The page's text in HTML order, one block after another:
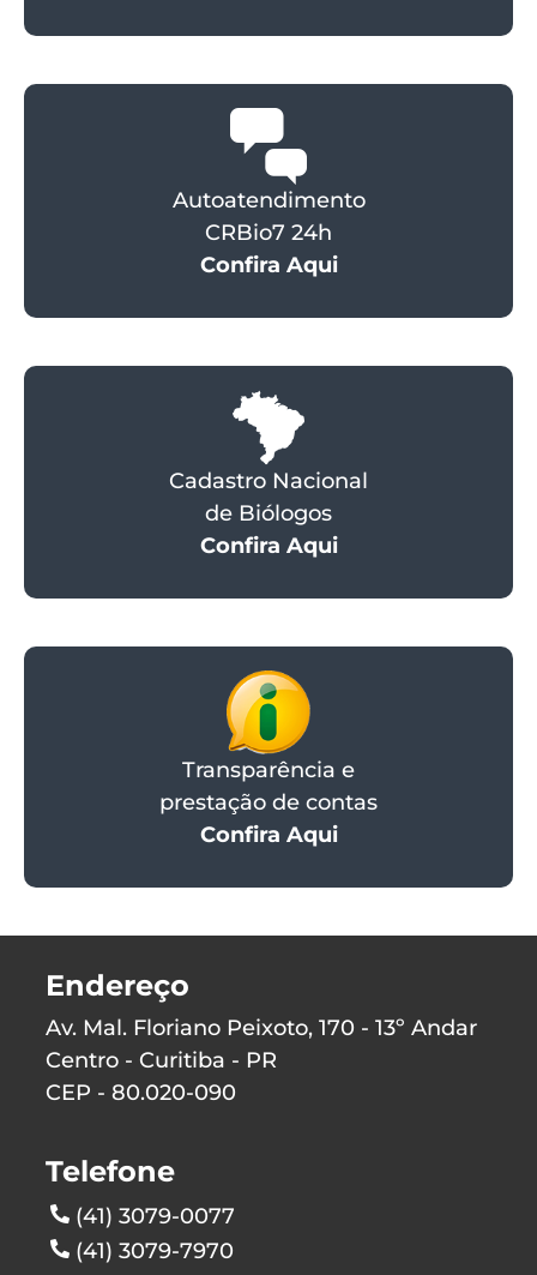
Autoatendimento
CRBio7 24h
Confira Aqui
Cadastro Nacional
de Biólogos
Confira Aqui
Transparência e
prestação de contas
Confira Aqui
Endereço
Av. Mal. Floriano Peixoto, 170 - 13º Andar
Centro - Curitiba - PR
CEP - 80.020-090
Telefone
(41) 3079-0077
(41) 3079-7970